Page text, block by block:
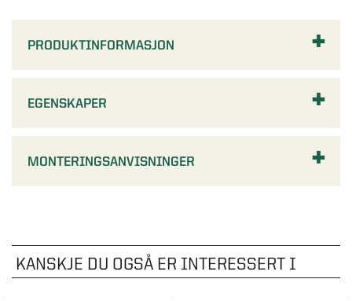
PRODUKTINFORMASJON
EGENSKAPER
MONTERINGSANVISNINGER
KANSKJE DU OGSÅ ER INTERESSERT I